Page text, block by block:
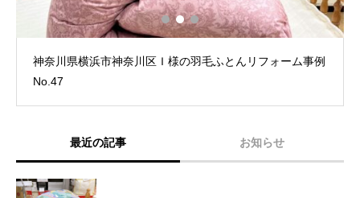
神奈川県横浜市神奈川区Ｉ様の羽毛ふとんリフォーム事例
No.47
最近の記事 お知らせ